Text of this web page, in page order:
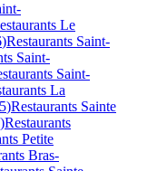
Le
)Restaurants Saint-
Saint-
Saint-
La
)Restaurants Sainte
)Restaurants
Petite
Bras-